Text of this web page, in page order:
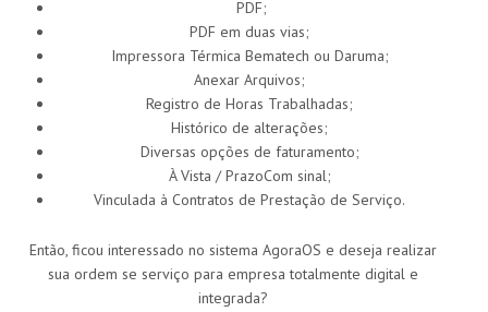
PDF;
PDF em duas vias;
Impressora Térmica Bematech ou Daruma;
Anexar Arquivos;
Registro de Horas Trabalhadas;
Histórico de alterações;
Diversas opções de faturamento;
À Vista / PrazoCom sinal;
Vinculada à Contratos de Prestação de Serviço.
Então, ficou interessado no sistema AgoraOS e deseja realizar
sua ordem se serviço para empresa totalmente digital e
integrada?